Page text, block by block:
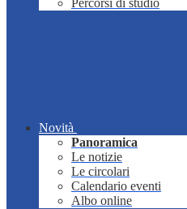
Percorsi di studio
Novità
Panoramica
Le notizie
Le circolari
Calendario eventi
Albo online